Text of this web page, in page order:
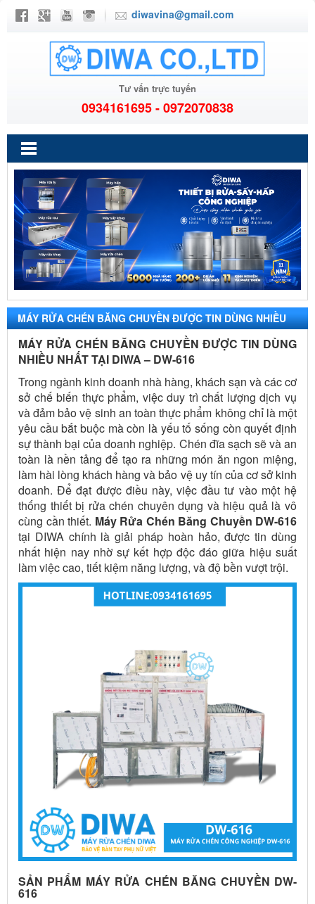
diwavina@gmail.com
Tư vấn trực tuyến
0934161695 - 0972070838
MÁY RỬA CHÉN BĂNG CHUYỀN ĐƯỢC TIN DÙNG NHIỀU
NHẤT TẠI DIWA – DW-616
MÁY RỬA CHÉN BĂNG CHUYỀN ĐƯỢC TIN DÙNG
NHIỀU NHẤT TẠI DIWA – DW-616
Trong ngành kinh doanh nhà hàng, khách sạn và các cơ
sở chế biến thực phẩm, việc duy trì chất lượng dịch vụ
và đảm bảo vệ sinh an toàn thực phẩm không chỉ là một
yêu cầu bắt buộc mà còn là yếu tố sống còn quyết định
sự thành bại của doanh nghiệp. Chén đĩa sạch sẽ và an
toàn là nền tảng để tạo ra những món ăn ngon miệng,
làm hài lòng khách hàng và bảo vệ uy tín của cơ sở kinh
doanh. Để đạt được điều này, việc đầu tư vào một hệ
thống thiết bị rửa chén chuyên dụng và hiệu quả là vô
cùng cần thiết. Máy Rửa Chén Băng Chuyền DW-616
tại DIWA chính là giải pháp hoàn hảo, được tin dùng
nhất hiện nay nhờ sự kết hợp độc đáo giữa hiệu suất
làm việc cao, tiết kiệm năng lượng, và độ bền vượt trội.
SẢN PHẨM MÁY RỬA CHÉN BĂNG CHUYỀN DW-
616